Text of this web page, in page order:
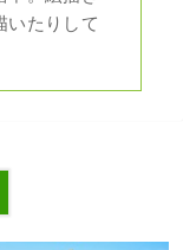
いたりして